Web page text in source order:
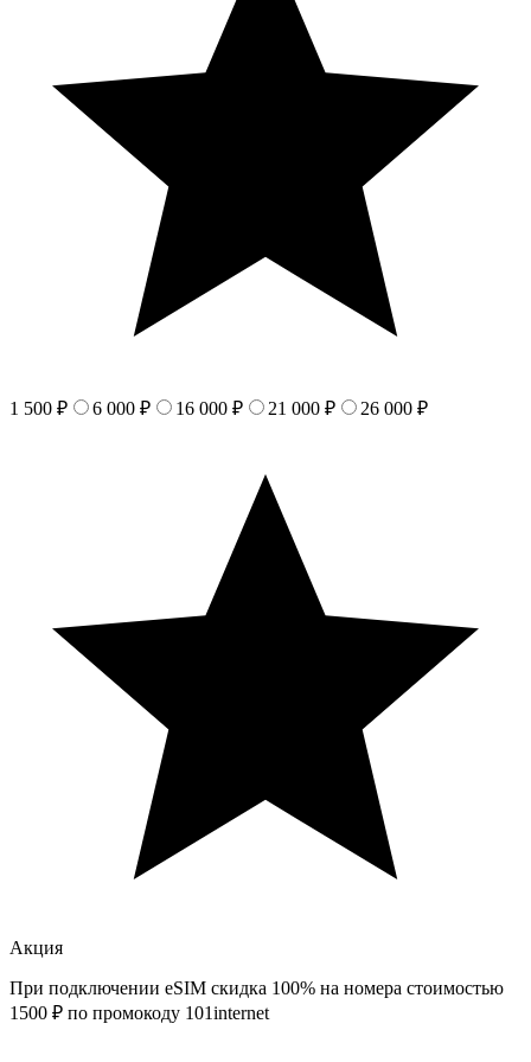
1 500 ₽ 6 000 ₽ 16 000 ₽ 21 000 ₽ 26 000 ₽
Акция
При подключении eSIM скидка 100% на номера стоимостью
1500 ₽ по промокоду 101internet